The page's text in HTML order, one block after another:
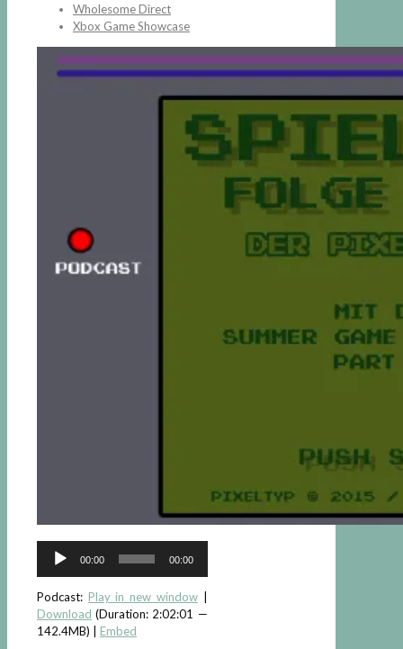
Wholesome Direct
Xbox Game Showcase
Audio-
Player
00:00 00:00
Podcast: Play in new window|
Download (Duration: 2:02:01 —
142.4MB) | Embed